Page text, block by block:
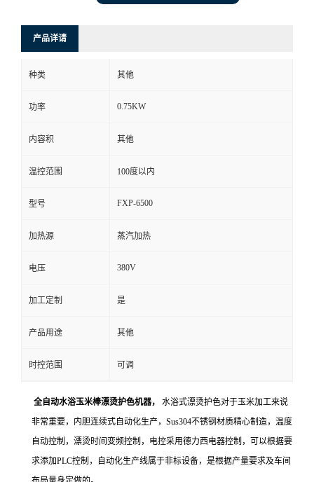
产品详请
种类 其他
功率 0.75KW
内容积 其他
温控范围 100度以内
型号 FXP-6500
加热源 蒸汽加热
电压 380V
加工定制 是
产品用途 其他
时控范围 可调
全自动水浴玉米棒漂烫护色机器， 水浴式漂烫护色对于玉米加工来说
非常重要，内胆连续式自动化生产，Sus304不锈钢材质精心制造，温度
自动控制，漂烫时间变频控制，电控采用德力西电器控制，可以根据要
求添加PLC控制，自动化生产线属于非标设备，是根据产量要求及车间